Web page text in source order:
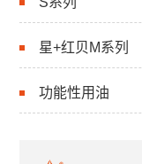
星+红贝M系列
功能性用油